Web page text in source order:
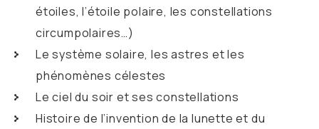
étoiles, l’étoile polaire, les constellations
circumpolaires…)
Le système solaire, les astres et les
phénomènes célestes
Le ciel du soir et ses constellations
Histoire de l’invention de la lunette et du